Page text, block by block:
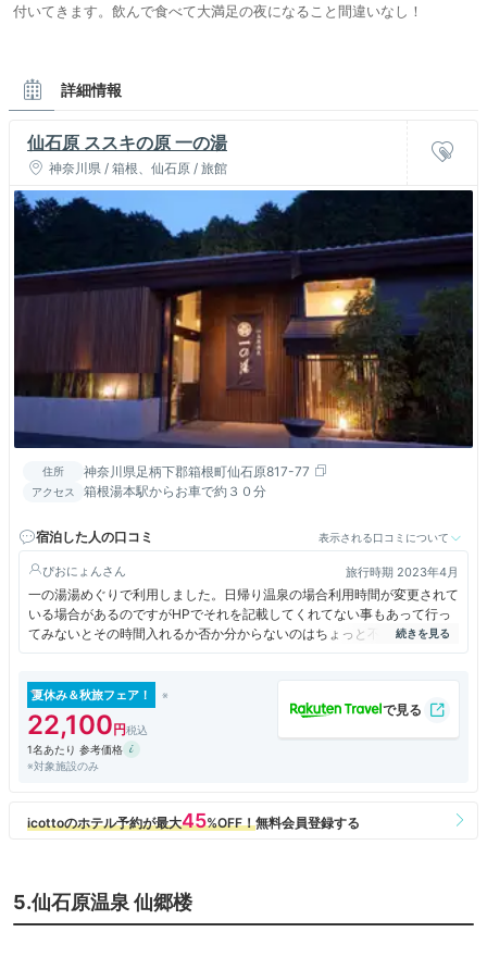
付いてきます。飲んで食べて大満足の夜になること間違いなし！
詳細情報
仙石原 ススキの原 一の湯
神奈川県 / 箱根、仙石原 / 旅館
住所 神奈川県足柄下郡箱根町仙石原817-77
アクセス 箱根湯本駅からお車で約３０分
宿泊した人の口コミ 表示される口コミについて
ぴおにょん 旅行時期 2023年4月
一の湯湯めぐりで利用しました。日帰り温泉の場合利用時間が変更されて
いる場合があるのですがHPでそれを記載してくれてない事もあって行っ
てみないとその時間入れるか否か分からないのはちょっと不便かなと思っ
た。
夏休み＆秋旅フェア！
22,100
1名あたり 参考価格
※対象施設のみ
5.仙石原温泉 仙郷楼